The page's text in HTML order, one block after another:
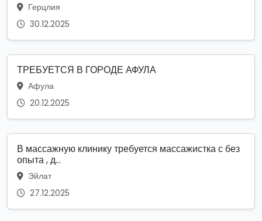
Герцлия
30.12.2025
ТРЕБУЕТСЯ В ГОРОДЕ АФУЛА
Афула
20.12.2025
В массажную клинику требуется массажистка с без
опыта , д...
Эйлат
27.12.2025